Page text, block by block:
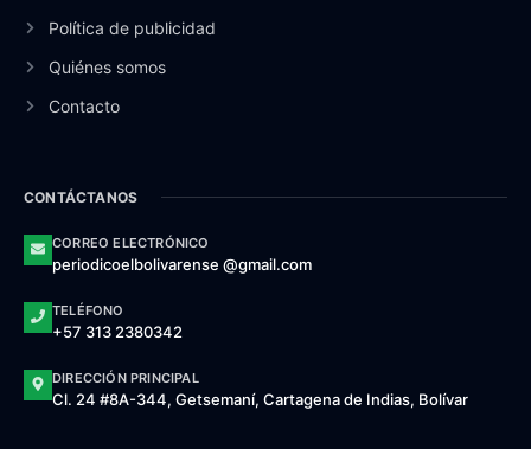
Política de publicidad
Quiénes somos
Contacto
CONTÁCTANOS
CORREO ELECTRÓNICO
periodicoelbolivarense @gmail.com
TELÉFONO
+57 313 2380342
DIRECCIÓN PRINCIPAL
Cl. 24 #8A-344, Getsemaní, Cartagena de Indias, Bolívar